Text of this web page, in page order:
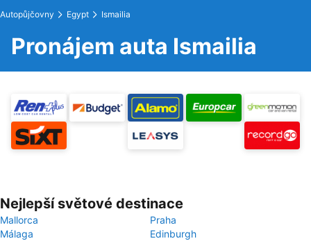
Autopůjčovny Egypt Ismailia
Pronájem auta Ismailia
Nejlepší světové destinace
Mallorca
Praha
Málaga
Edinburgh